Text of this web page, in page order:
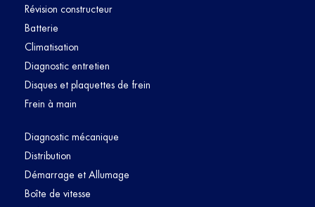
Révision constructeur
Batterie
Climatisation
Diagnostic entretien
Disques et plaquettes de frein
Frein à main
Diagnostic mécanique
Distribution
Démarrage et Allumage
Boîte de vitesse